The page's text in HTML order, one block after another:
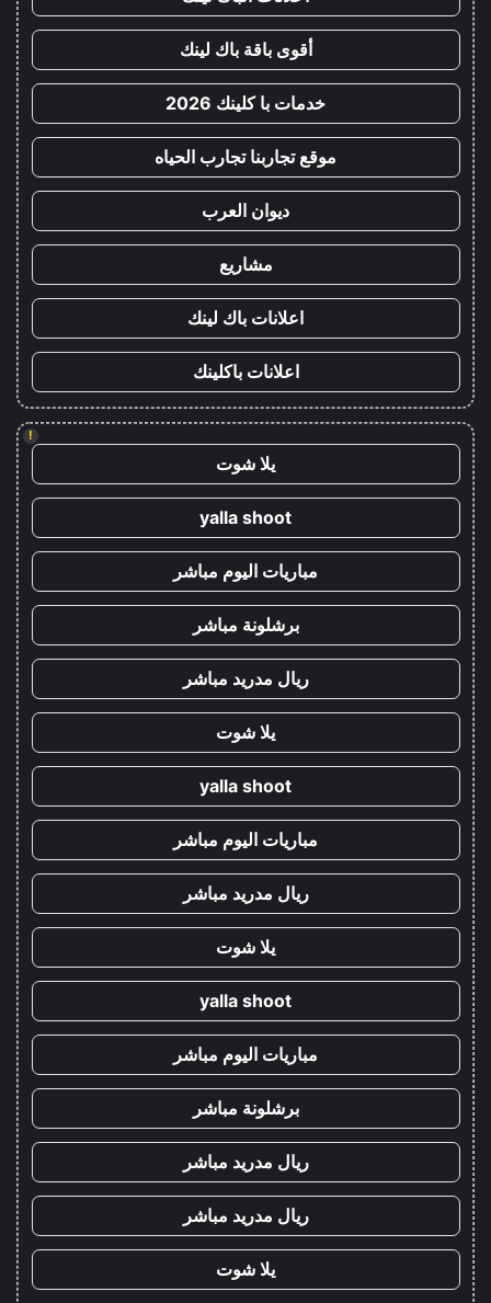
أقوى باقة باك لينك
خدمات با كلينك 2026
موقع تجاربنا تجارب الحياه
ديوان العرب
مشاريع
اعلانات باك لينك
اعلانات باكلينك
!
يلا شوت
yalla shoot
مباريات اليوم مباشر
برشلونة مباشر
ريال مدريد مباشر
يلا شوت
yalla shoot
مباريات اليوم مباشر
ريال مدريد مباشر
يلا شوت
yalla shoot
مباريات اليوم مباشر
برشلونة مباشر
ريال مدريد مباشر
ريال مدريد مباشر
يلا شوت